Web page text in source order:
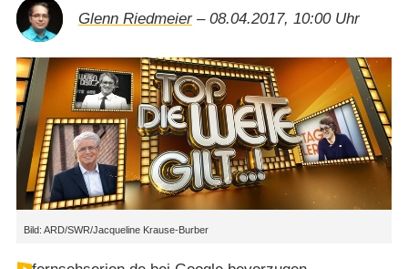
Glenn Riedmeier– 08.04.2017, 10:00 Uhr
Bild: ARD/SWR/Jacqueline Krause-Burber